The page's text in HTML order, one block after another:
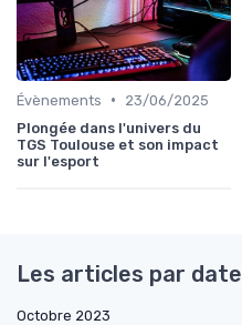
Évènements •
23/06/2025
Plongée dans l'univers du
TGS Toulouse et son impact
sur l'esport
Les articles par date
Octobre 2023